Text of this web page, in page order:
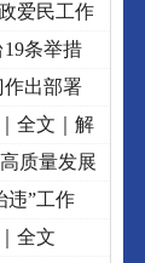
爱民工作
条举措
作出部署
全文｜解
质量发展
违”工作
全文